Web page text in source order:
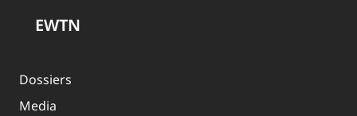
EWTN
Dossiers
Media